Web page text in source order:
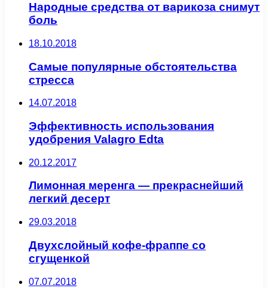
Народные средства от варикоза снимут
боль
18.10.2018
Самые популярные обстоятельства
стресса
14.07.2018
Эффективность использования
удобрения Valagro Edta
20.12.2017
Лимонная меренга — прекраснейший
легкий десерт
29.03.2018
Двухслойный кофе-фраппе со
сгущенкой
07.07.2018